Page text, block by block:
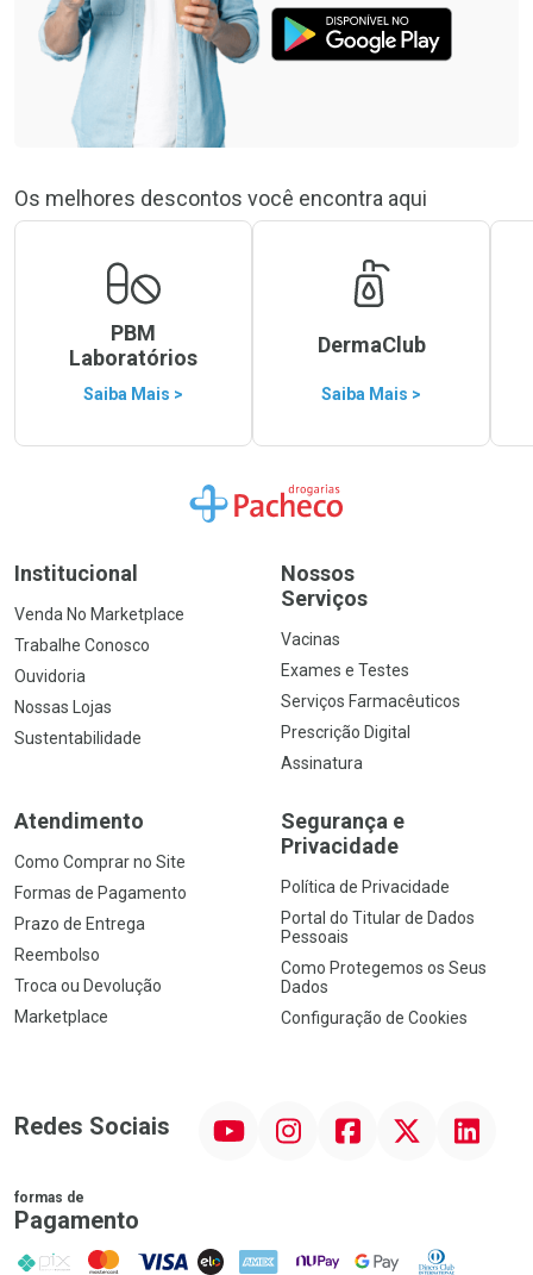
Os melhores descontos você encontra aqui
PBM
Laboratórios
Saiba Mais >
DermaClub
Saiba Mais >
Ir para a Home
Institucional
Venda No Marketplace
Trabalhe Conosco
Ouvidoria
Nossas Lojas
Sustentabilidade
Nossos
Serviços
Vacinas
Exames e Testes
Serviços Farmacêuticos
Prescrição Digital
Assinatura
Atendimento
Como Comprar no Site
Formas de Pagamento
Prazo de Entrega
Reembolso
Troca ou Devolução
Marketplace
Segurança e
Privacidade
Política de Privacidade
Portal do Titular de Dados
Pessoais
Como Protegemos os Seus
Dados
Configuração de Cookies
Redes Sociais InstagramFacebookTwitter Linkedin
formas de
Pagamento
PIX MasterCard
VISA ELO AMEX NuPay Google PayDiners Club